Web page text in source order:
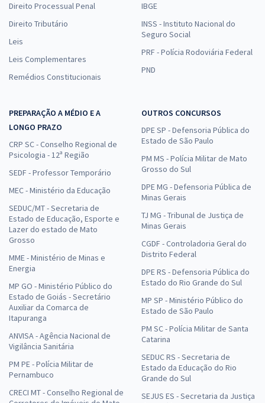
Direito Processual Penal
Direito Tributário
Leis
Leis Complementares
Remédios Constitucionais
IBGE
INSS - Instituto Nacional do
Seguro Social
PRF - Polícia Rodoviária Federal
PND
PREPARAÇÃO A MÉDIO E A
LONGO PRAZO
CRP SC - Conselho Regional de
Psicologia - 12ª Região
SEDF - Professor Temporário
MEC - Ministério da Educação
SEDUC/MT - Secretaria de
Estado de Educação, Esporte e
Lazer do estado de Mato
Grosso
MME - Ministério de Minas e
Energia
MP GO - Ministério Público do
Estado de Goiás - Secretário
Auxiliar da Comarca de
Itapuranga
ANVISA - Agência Nacional de
Vigilância Sanitária
PM PE - Polícia Militar de
Pernambuco
CRECI MT - Conselho Regional de
OUTROS CONCURSOS
DPE SP - Defensoria Pública do
Estado de São Paulo
PM MS - Polícia Militar de Mato
Grosso do Sul
DPE MG - Defensoria Pública de
Minas Gerais
TJ MG - Tribunal de Justiça de
Minas Gerais
CGDF - Controladoria Geral do
Distrito Federal
DPE RS - Defensoria Pública do
Estado do Rio Grande do Sul
MP SP - Ministério Público do
Estado de São Paulo
PM SC - Polícia Militar de Santa
Catarina
SEDUC RS - Secretaria de
Estado da Educação do Rio
Grande do Sul
SEJUS ES - Secretaria da Justiça